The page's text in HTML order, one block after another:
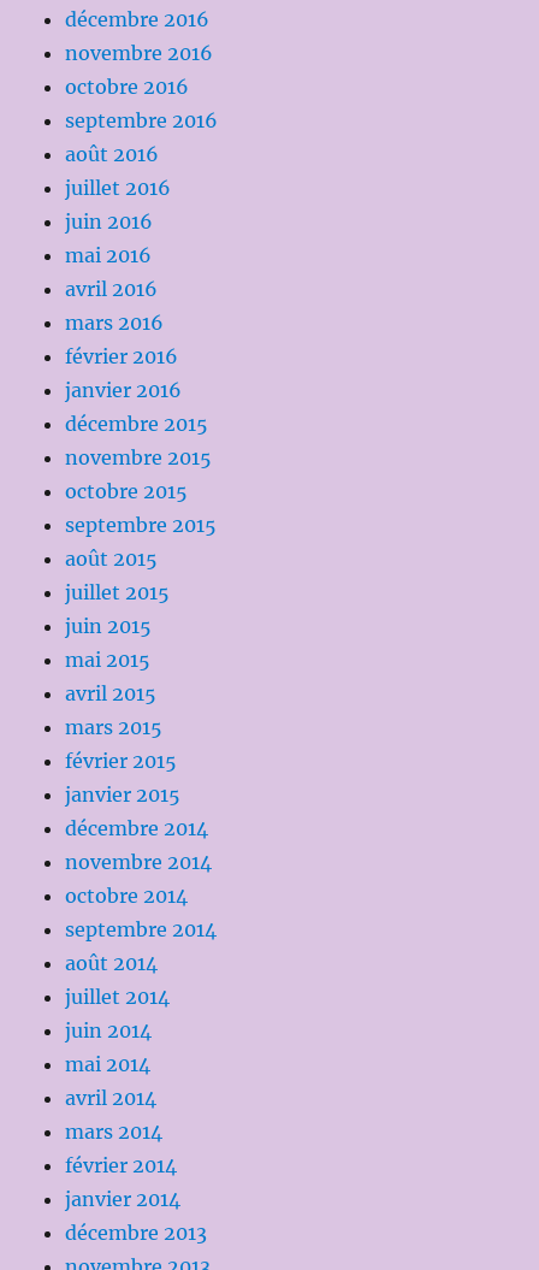
décembre 2016
novembre 2016
octobre 2016
septembre 2016
août 2016
juillet 2016
juin 2016
mai 2016
avril 2016
mars 2016
février 2016
janvier 2016
décembre 2015
novembre 2015
octobre 2015
septembre 2015
août 2015
juillet 2015
juin 2015
mai 2015
avril 2015
mars 2015
février 2015
janvier 2015
décembre 2014
novembre 2014
octobre 2014
septembre 2014
août 2014
juillet 2014
juin 2014
mai 2014
avril 2014
mars 2014
février 2014
janvier 2014
décembre 2013